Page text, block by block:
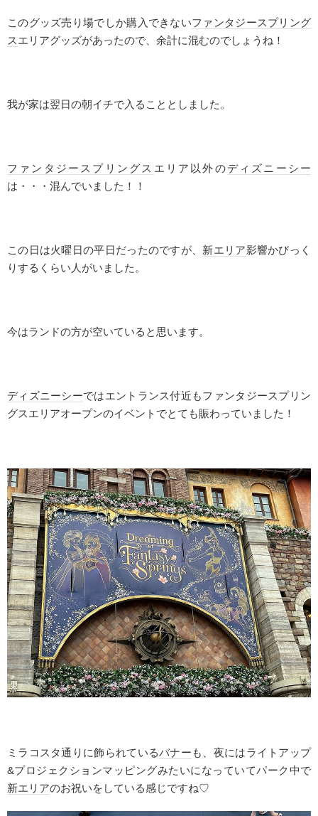
このグッズ売り場でしか購入できないファンタジースプリング
スエリアグッズがあったので、余計に混むのでしょうね！
我が家は翌日の朝イチで入ることとしました。
ファンタジースプリングス エリア以外のディズニーシー
は・・・混んでいました！！
この日は火曜日の平日だったのですが、 新エリア影響かびっく
りするくらい人がいました。
今はランドの方が空いていると思います。
ディズニーシーではエントランス付近もファンタジースプリン
グスエリアオープンのイベントでとても賑わっていました！
ミラコスタ通りに飾られているバナー も、夜にはライトアップ
&プロジェクションマッピングみたいになっていてパーク中で
新エリアのお祝いをしている感じですね♡